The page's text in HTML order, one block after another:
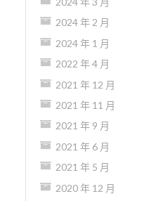
2024 年 2 月
2024 年 1 月
2022 年 4 月
2021 年 12 月
2021 年 11 月
2021 年 9 月
2021 年 6 月
2021 年 5 月
2020 年 12 月